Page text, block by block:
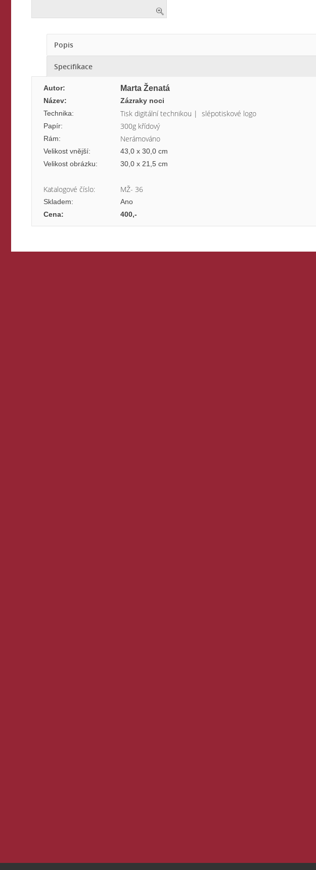
Popis
Specifikace
Autor: Marta Ženatá
Název:
Zázraky noci
Technika:
Tisk digitální technikou | slépotiskové logo
Papír: 300g křídový
Rám: Nerámováno
Velikost vnější:
43,0 x 30,0 cm
Velikost obrázku:
30,0 x 21,5 cm
Katalogové číslo: MŽ- 36
Skladem:
Ano
Cena:
400,-